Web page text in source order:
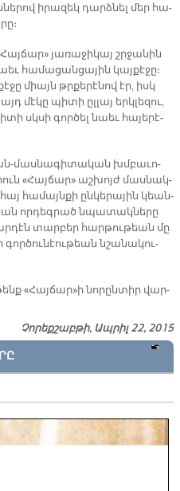
ի­րա­զեկ դարձ­նել մեր հա­
յա­ռա­ջի­կայ շրջա­նին
հա­մա­ցան­ցա­յին կայ­քէ­ջը։
միայն թրքե­րէ­նով էր, իսկ
մէ­կը պի­տի ըլ­լայ երկ­լե­զու,
սկսի գոր­ծել նաեւ հա­յե­րէ­
մաս­նա­գի­տա­կան խմբա­ւո­
«Հայ­ճար» աշ­խոյժ մաս­նակ­
հա­մայն­քի ըն­կե­րա­յին կեան­
որ­դեգ­րած նպա­տակ­նե­րը
տար­բեր հար­թու­թեան մը
գոր­ծու­նէու­թեան նշա­նա­կու­
«Հայ­ճար»ի նո­րըն­տիր վար­
Չորեքշաբթի, Ապրիլ 22, 2015